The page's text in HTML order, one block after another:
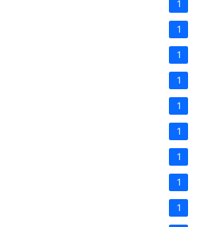
1
1
1
1
1
1
1
1
1